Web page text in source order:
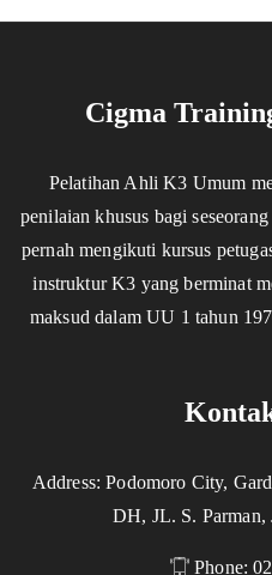
Cigma
Pelatihan Ahli K3 Umum
penilaian khusus bagi
pernah mengikuti kursus
instruktur K3 yang berminat
maksud dalam UU 1 tahun
Address: Podomoro City,
DH, JL. S. Parman,
Phone: